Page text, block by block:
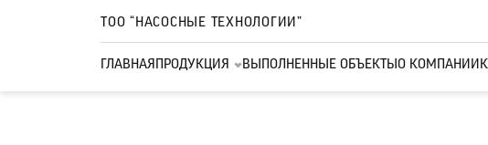
ТОО “НАСОСНЫЕ ТЕХНОЛОГИИ”
ГЛАВНАЯ ПРОДУКЦИЯ ВЫПОЛНЕННЫЕ ОБЪЕКТЫ О КОМПАНИИ